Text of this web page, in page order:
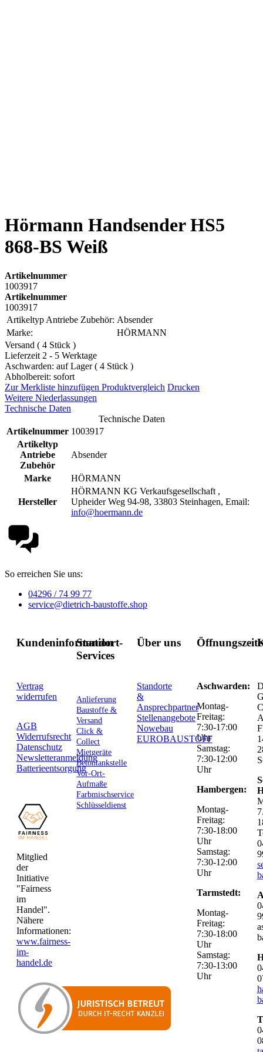
Hörmann Handsender HS5
868-BS Weiß
Artikelnummer
1003917
Artikelnummer
1003917
Artikeltyp Antriebe Zubehör: Absender
Marke:
HÖRMANN
Versand ( 4 Stück )
Lieferzeit 2 - 5 Werktage
Aschwarden: auf Lager ( 4 Stück )
Abholbereit: sofort
Zur Merkliste hinzufügen Produktvergleich Drucken
Weitere Niederlassungen
Technische Daten
Technische Daten
Artikelnummer 1003917
Artikeltyp
Antriebe
Zubehör
Absender
Marke HÖRMANN
Hersteller
HÖRMANN KG Verkaufsgesellschaft ,
Upheider Weg 94-98, 33803 Steinhagen, Email:
info@hoermann.de
So erreichen Sie uns:
04296 / 74 99 77
service@dietrich-baustoffe.shop
Kundeninformation
Vertrag
widerrufen
AGB
Widerrufsrecht
Datenschutz
Newsletteranmeldung
Batterieentsorgung
Mitglied
der
Initiative
"Fairness
im
Handel".
Nähere
Informationen:
www.fairness-
im-
handel.de
Standort-
Services
Anlieferung
Baustoffe &
Versand
Click &
Collect
Mietgeräte
Betontankstelle
Vor-Ort-
Aufmaße
Farbmischservice
Schlüsseldienst
Über uns
Standorte
&
Ansprechpartner
Stellenangebote
Nowebau
EUROBAUSTOFF
Aschwarden:
Montag-
Freitag:
7:30-17:00
Uhr
Samstag:
7:30-12:00
Uhr
Hambergen:
Montag-
Freitag:
7:30-18:00
Uhr
Samstag:
7:30-12:00
Uhr
Tarmstedt:
Montag-
Freitag:
7:30-18:00
Uhr
Samstag:
7:30-13:00
Uhr